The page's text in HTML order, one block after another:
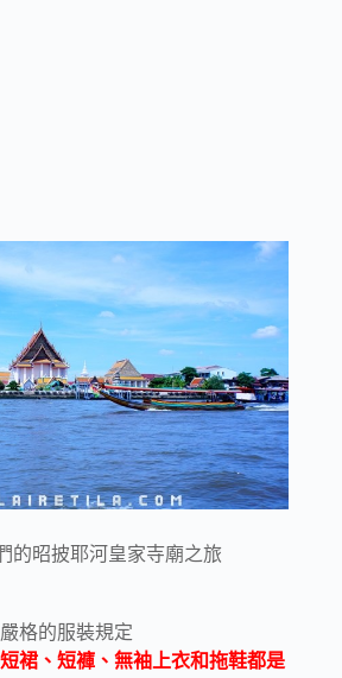
的昭披耶河皇家寺廟之旅
格的服裝規定
裙、短褲、無袖上衣和拖鞋都是